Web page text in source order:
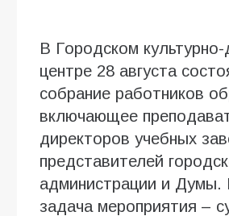
В Городском культурно-
центре 28 августа
собрание работников
включающее
директоров учебных
представителей
администрации и Думы.
задача мероприятия –